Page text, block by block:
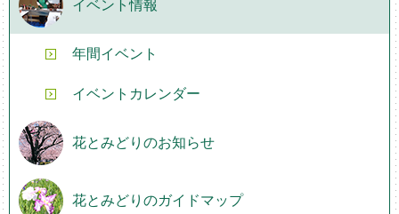
イベント情報
年間イベント
イベントカレンダー
花とみどりのお知らせ
花とみどりのガイドマップ